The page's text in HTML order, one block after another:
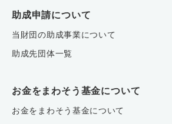
助成申請について
当財団の助成事業について
助成先団体一覧
お金をまわそう基金について
お金をまわそう基金について